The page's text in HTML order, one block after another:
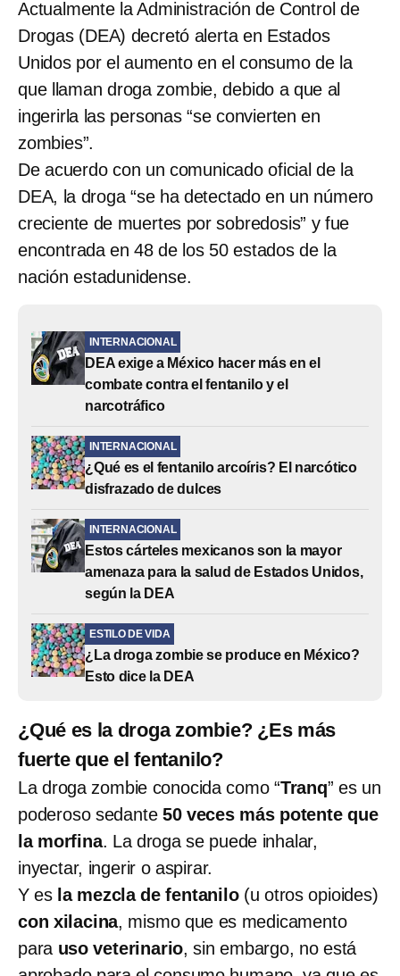
Actualmente la Administración de Control de
Drogas (DEA) decretó alerta en Estados
Unidos por el aumento en el consumo de la
que llaman droga zombie, debido a que al
ingerirla las personas “se convierten en
zombies”.
De acuerdo con un comunicado oficial de la
DEA, la droga “se ha detectado en un número
creciente de muertes por sobredosis” y fue
encontrada en 48 de los 50 estados de la
nación estadunidense.
INTERNACIONAL
DEA exige a México hacer más en el
combate contra el fentanilo y el
narcotráfico
INTERNACIONAL
¿Qué es el fentanilo arcoíris? El narcótico
disfrazado de dulces
INTERNACIONAL
Estos cárteles mexicanos son la mayor
amenaza para la salud de Estados Unidos,
según la DEA
ESTILO DE VIDA
¿La droga zombie se produce en México?
Esto dice la DEA
¿Qué es la droga zombie? ¿Es más
fuerte que el fentanilo?
La droga zombie conocida como “Tranq” es un
poderoso sedante 50 veces más potente que
la morfina. La droga se puede inhalar,
inyectar, ingerir o aspirar.
Y es la mezcla de fentanilo(u otros opioides)
con xilacina, mismo que es medicamento
para uso veterinario, sin embargo, no está